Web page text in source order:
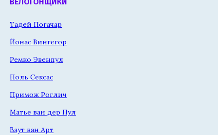
Тадей Погачар
Йонас Вингегор
Ремко Эвенпул
Поль Сексас
Примож Роглич
Матье ван дер Пул
Ваут ван Арт